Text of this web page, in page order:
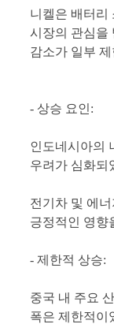
니켈은 배터리
시장의 관심을
감소가 일부
- 상승 요인:
인도네시아의
우려가 심화되
전기차 및 에
긍정적인 영향
- 제한적 상승:
중국 내 주요
폭은 제한적이